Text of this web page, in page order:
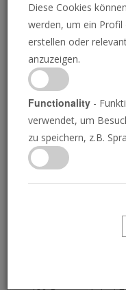
Deutschland
Lockdown
dem ersten im
der
oder sehr stark
belastet, wie aus
veröffentlichten
Techniker
Mai vergangenen
waren es noch 35
Zu den
demnach
Freunden (89
Diese Cookies
werden, um ein Profil
erstellen oder
anzuzeigen.
Functionality -
verwendet, um
zu speichern, z.B.